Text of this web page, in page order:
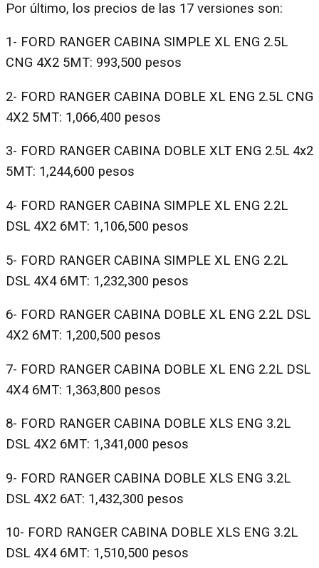
Por último, los precios de las 17 versiones son:
1- FORD RANGER CABINA SIMPLE XL ENG 2.5L
CNG 4X2 5MT: 993,500 pesos
2- FORD RANGER CABINA DOBLE XL ENG 2.5L CNG
4X2 5MT: 1,066,400 pesos
3- FORD RANGER CABINA DOBLE XLT ENG 2.5L 4x2
5MT: 1,244,600 pesos
4- FORD RANGER CABINA SIMPLE XL ENG 2.2L
DSL 4X2 6MT: 1,106,500 pesos
5- FORD RANGER CABINA SIMPLE XL ENG 2.2L
DSL 4X4 6MT: 1,232,300 pesos
6- FORD RANGER CABINA DOBLE XL ENG 2.2L DSL
4X2 6MT: 1,200,500 pesos
7- FORD RANGER CABINA DOBLE XL ENG 2.2L DSL
4X4 6MT: 1,363,800 pesos
8- FORD RANGER CABINA DOBLE XLS ENG 3.2L
DSL 4X2 6MT: 1,341,000 pesos
9- FORD RANGER CABINA DOBLE XLS ENG 3.2L
DSL 4X2 6AT: 1,432,300 pesos
10- FORD RANGER CABINA DOBLE XLS ENG 3.2L
DSL 4X4 6MT: 1,510,500 pesos